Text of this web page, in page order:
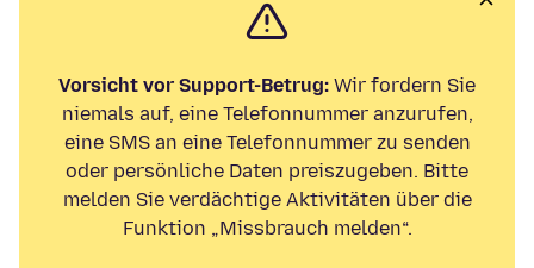
Vorsicht vor Support-Betrug: Wir fordern Sie
niemals auf, eine Telefonnummer anzurufen,
eine SMS an eine Telefonnummer zu senden
oder persönliche Daten preiszugeben. Bitte
melden Sie verdächtige Aktivitäten über die
Funktion „Missbrauch melden“.